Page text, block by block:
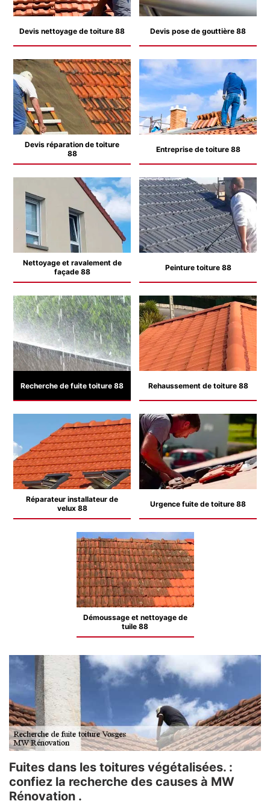
Devis nettoyage de toiture 88 Devis pose de gouttière 88
Devis réparation de toiture
88
Entreprise de toiture 88
Nettoyage et ravalement de
façade 88
Peinture toiture 88
Recherche de fuite toiture 88 Rehaussement de toiture 88
Réparateur installateur de
velux 88
Urgence fuite de toiture 88
Démoussage et nettoyage de
tuile 88
Fuites dans les toitures végétalisées. :
confiez la recherche des causes à MW
Rénovation .